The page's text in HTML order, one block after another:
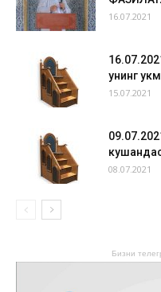
16.07.2021
унинг
15.07.2021
08.07.2021
Бизни